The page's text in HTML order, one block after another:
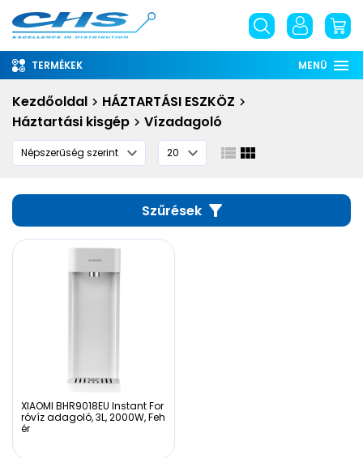
TERMÉKEK MENÜ
Rólunk
Információ
Szolgáltatások
English
Kezdőoldal
HÁZTARTÁSI ESZKÖZ
Háztartási kisgép
Vízadagoló
XIAOMI BHR9018EU Instant For
róvíz adagoló, 3L, 2000W, Feh
ér
Szűrések